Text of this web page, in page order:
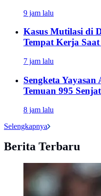
9 jam lalu
Kasus Mutilasi di
Tempat Kerja
7 jam lalu
Sengketa
Temuan 995
8 jam lalu
Selengkapnya
Berita Terbaru